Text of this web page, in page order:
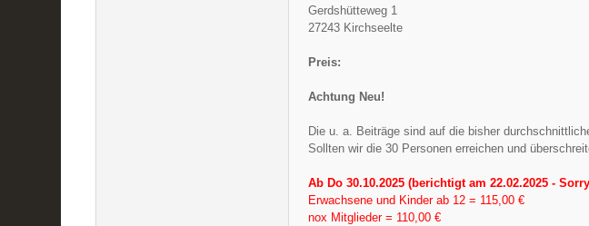
Gerdshütteweg 1
27243 Kirchseelte
Preis:
Achtung Neu!
Die u. a. Beiträge sind auf die bisher
Sollten wir die 30 Personen erreichen und
Ab Do 30.10.2025 (berichtigt am 22.02.2025 -
Erwachsene und Kinder ab 12 = 115,00 €
nox Mitglieder = 110,00 €